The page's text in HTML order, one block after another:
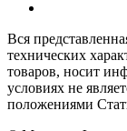
Вся
технических
товаров, носит
условиях не
положениями